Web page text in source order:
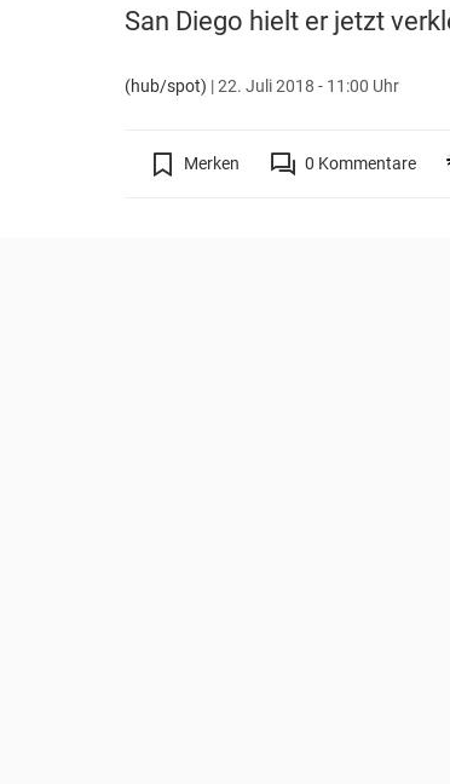
San Diego hielt er jetzt
(hub/spot) |22. Juli 2018 - 11:00 Uhr
Merken 0 Kommentare